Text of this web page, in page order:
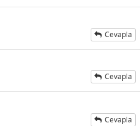
Cevapla
Cevapla
Cevapla